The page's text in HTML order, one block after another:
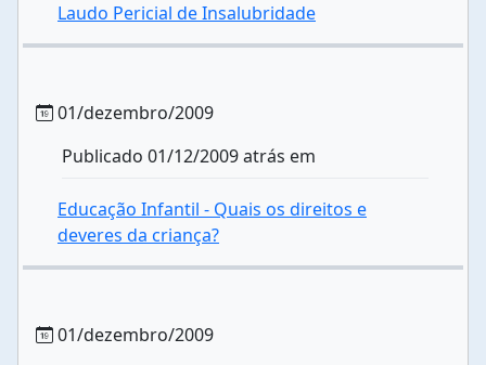
Laudo Pericial de Insalubridade
01/dezembro/2009
Publicado 01/12/2009 atrás em
Educação Infantil - Quais os direitos e
deveres da criança?
01/dezembro/2009